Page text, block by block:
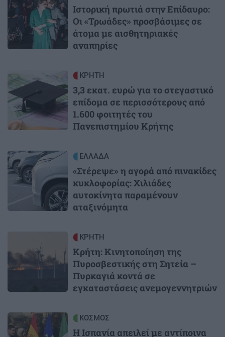
Ιστορική πρωτιά στην Επίδαυρο:
Οι «Τρωάδες» προσβάσιμες σε
άτομα με αισθητηριακές
αναπηρίες
Image ΚΡΗΤΗ
3,3 εκατ. ευρώ για το στεγαστικό
επίδομα σε περισσότερους από
1.600 φοιτητές του
Πανεπιστημίου Κρήτης
Image ΕΛΛΑΔΑ
«Στέρεψε» η αγορά από πινακίδες
κυκλοφορίας: Χιλιάδες
αυτοκίνητα παραμένουν
αταξινόμητα
ΚΡΗΤΗ
Κρήτη: Κινητοποίηση της
Πυροσβεστικής στη Σητεία –
Πυρκαγιά κοντά σε
εγκαταστάσεις ανεμογεννητριών
Image ΚΟΣΜΟΣ
Η Ισπανία απειλεί με αντίποινα